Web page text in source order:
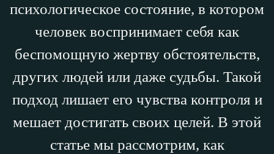
психологическое состояние, в котором
человек воспринимает себя как
беспомощную жертву обстоятельств,
других людей или даже судьбы. Такой
подход лишает его чувства контроля и
мешает достигать своих целей. В этой
статье мы рассмотрим, как